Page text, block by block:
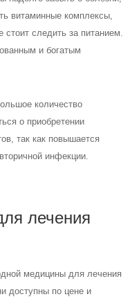
витаминные комплексы,
стоит следить за питанием.
и богатым
количество
о приобретении
так как повышается
инфекции.
лечения
медицины для лечения
доступны по цене и